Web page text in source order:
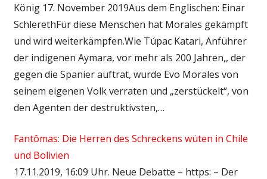
König 17. November 2019Aus dem Englischen: Einar
SchlerethFür diese Menschen hat Morales gekämpft
und wird weiterkämpfen.Wie Túpac Katari, Anführer
der indigenen Aymara, vor mehr als 200 Jahren,, der
gegen die Spanier auftrat, wurde Evo Morales von
seinem eigenen Volk verraten und „zerstückelt“, von
den Agenten der destruktivsten,…
Fantômas: Die Herren des Schreckens wüten in Chile
und Bolivien
17.11.2019, 16:09 Uhr. Neue Debatte – https: – Der